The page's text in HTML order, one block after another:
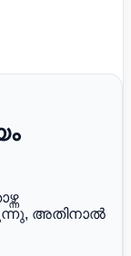
അതിനാൽ